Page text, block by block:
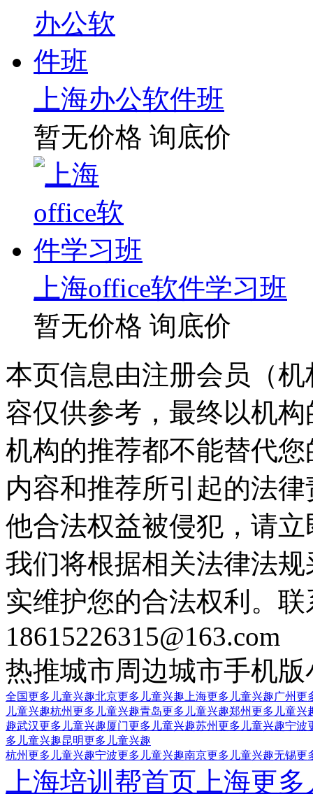
上海办公软件班
暂无价格 询底价
上海office软件学习班
暂无价格 询底价
本页信息由注册会员（
容仅供参考，最终以机
机构的推荐都不能替代
内容和推荐所引起的法
他合法权益被侵犯，请
我们将根据相关法律法
实维护您的合法权利。
18615226315@163.com
热推城市周边城市手机版
全国更多儿童兴趣北京更多儿童兴趣 上海更多儿童兴趣广州更
儿童兴趣杭州更多儿童兴趣青岛更多儿童兴趣郑州更多儿童兴
趣武汉更多儿童兴趣厦门更多儿童兴趣苏州更多儿童兴趣宁波
多儿童兴趣昆明更多儿童兴趣
杭州更多儿童兴趣宁波更多儿童兴趣南京更多儿童兴趣无锡更
上海培训帮首页 上海更